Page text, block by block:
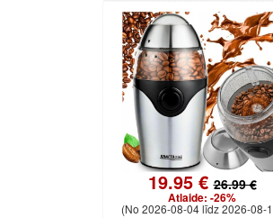
19.95 €26.99 €
Atlaide: -26%
(No 2026-08-04 līdz 2026-08-